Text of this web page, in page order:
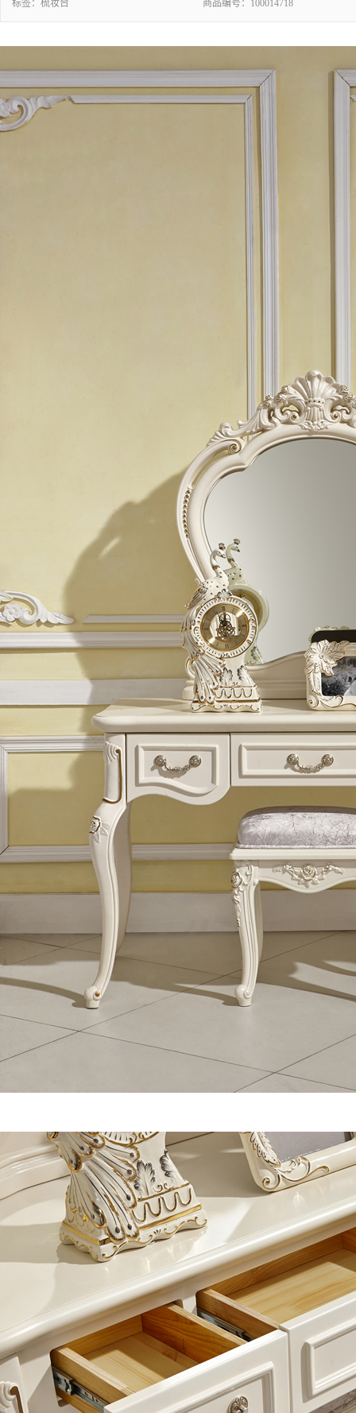
标签： 梳妆台 商品编号： 100014718